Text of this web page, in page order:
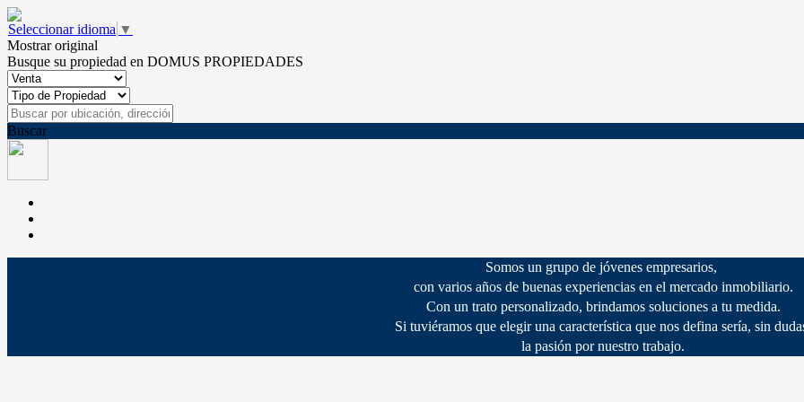
Seleccionar idioma ▼
Mostrar original
Busque su propiedad en DOMUS PROPIEDADES
Buscar
Somos un grupo de jóvenes empresarios,
con varios años de buenas experiencias en el mercado inmobiliario.
Con un trato personalizado, brindamos soluciones a tu medida.
Si tuviéramos que elegir una característica que nos defina sería, sin
la pasión por nuestro trabajo.